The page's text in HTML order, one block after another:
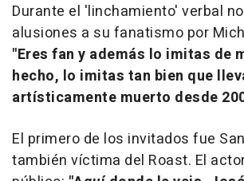
Durante el 'linchamiento' verbal
alusiones a su fanatismo por
"Eres fan y además lo imitas de
hecho, lo imitas tan bien que
artísticamente muerto desde
El primero de los invitados fue
también víctima del Roast. El